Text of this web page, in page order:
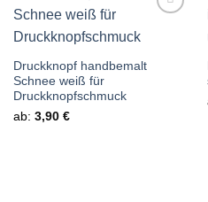
Wunschliste
Druckknopf handbemalt
Schnee weiß für
Druckknopfschmuck
ab: 3,90 €